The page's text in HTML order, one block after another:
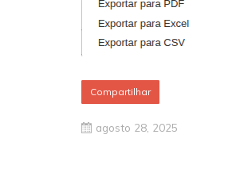
Compartilhar
agosto 28, 2025